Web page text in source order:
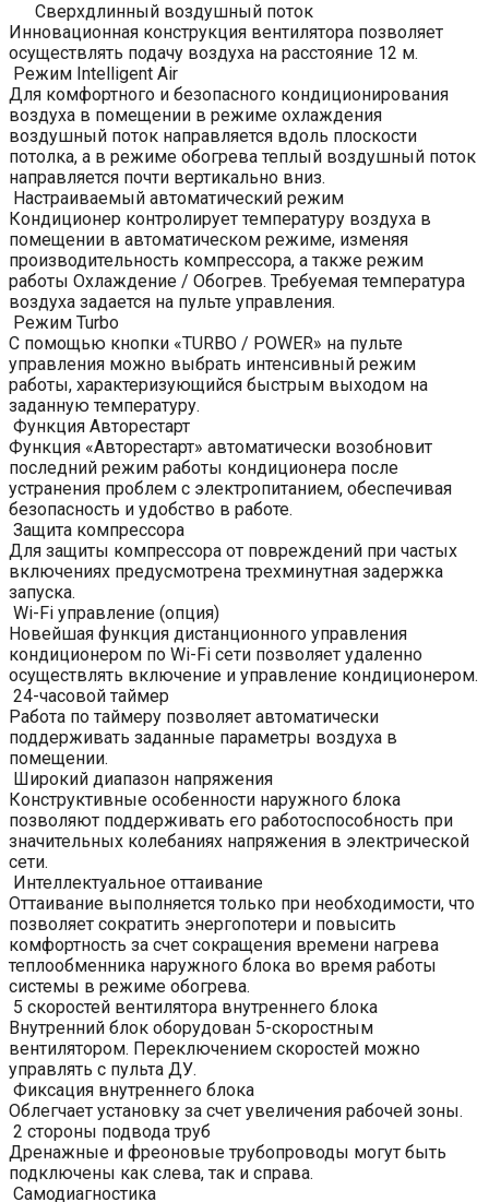
Сверхдлинный воздушный поток
Инновационная конструкция вентилятора позволяет
осуществлять подачу воздуха на расстояние 12 м.
Режим Intelligent Air
Для комфортного и безопасного кондиционирования
воздуха в помещении в режиме охлаждения
воздушный поток направляется вдоль плоскости
потолка, а в режиме обогрева теплый воздушный поток
направляется почти вертикально вниз.
Настраиваемый автоматический режим
Кондиционер контролирует температуру воздуха в
помещении в автоматическом режиме, изменяя
производительность компрессора, а также режим
работы Охлаждение / Обогрев. Требуемая температура
воздуха задается на пульте управления.
Режим Turbo
С помощью кнопки «TURBO / POWER» на пульте
управления можно выбрать интенсивный режим
работы, характеризующийся быстрым выходом на
заданную температуру.
Функция Авторестарт
Функция «Авторестарт» автоматически возобновит
последний режим работы кондиционера после
устранения проблем с электропитанием, обеспечивая
безопасность и удобство в работе.
Защита компрессора
Для защиты компрессора от повреждений при частых
включениях предусмотрена трехминутная задержка
запуска.
Wi-Fi управление (опция)
Новейшая функция дистанционного управления
кондиционером по Wi-Fi сети позволяет удаленно
осуществлять включение и управление кондиционером.
24-часовой таймер
Работа по таймеру позволяет автоматически
поддерживать заданные параметры воздуха в
помещении.
Широкий диапазон напряжения
Конструктивные особенности наружного блока
позволяют поддерживать его работоспособность при
значительных колебаниях напряжения в электрической
сети.
Интеллектуальное оттаивание
Оттаивание выполняется только при необходимости, что
позволяет сократить энергопотери и повысить
комфортность за счет сокращения времени нагрева
теплообменника наружного блока во время работы
системы в режиме обогрева.
5 скоростей вентилятора внутреннего блока
Внутренний блок оборудован 5-скоростным
вентилятором. Переключением скоростей можно
управлять с пульта ДУ.
Фиксация внутреннего блока
Облегчает установку за счет увеличения рабочей зоны.
2 стороны подвода труб
Дренажные и фреоновые трубопроводы могут быть
подключены как слева, так и справа.
Самодиагностика